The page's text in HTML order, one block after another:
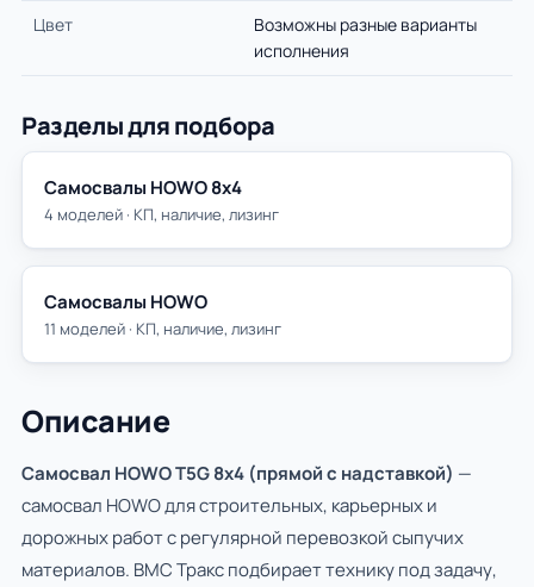
Цвет
Возможны разные варианты
исполнения
Разделы для подбора
Самосвалы HOWO 8х4
4 моделей · КП, наличие, лизинг
Самосвалы HOWO
11 моделей · КП, наличие, лизинг
Описание
Самосвал HOWO T5G 8x4 (прямой с надставкой) —
самосвал HOWO для строительных, карьерных и
дорожных работ с регулярной перевозкой сыпучих
материалов. ВМС Тракс подбирает технику под задачу,